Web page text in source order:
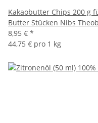
Kakaobutter Chips 200 g
Butter Stücken Nibs
8,95 € *
44,75 € pro 1 kg